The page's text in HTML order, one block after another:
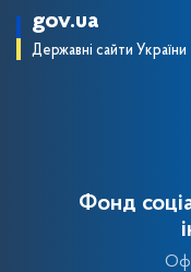
gov.ua
Державні сайти України
Фонд